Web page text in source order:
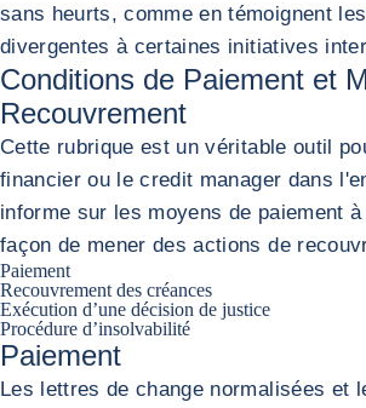
sans heurts, comme en témoignent
divergentes à certaines initiatives
Conditions de Paiement et
Recouvrement
Cette rubrique est un véritable outil
financier ou le credit manager dans
informe sur les moyens de paiement
façon de mener des actions de
Paiement
Recouvrement des créances
Exécution d’une décision de justice
Procédure d’insolvabilité
Paiement
Les lettres de change normalisées et